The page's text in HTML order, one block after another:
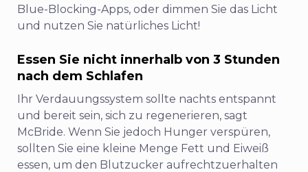
Blue-Blocking-Apps, oder dimmen Sie das Licht
und nutzen Sie natürliches Licht!
Essen Sie nicht innerhalb von 3 Stunden
nach dem Schlafen
Ihr Verdauungssystem sollte nachts entspannt
und bereit sein, sich zu regenerieren, sagt
McBride. Wenn Sie jedoch Hunger verspüren,
sollten Sie eine kleine Menge Fett und Eiweiß
essen, um den Blutzucker aufrechtzuerhalten